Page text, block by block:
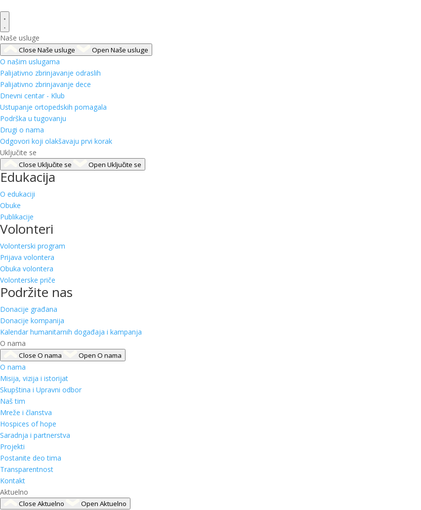
Naše usluge
Close Naše usluge Open Naše usluge
O našim uslugama
Palijativno zbrinjavanje odraslih
Palijativno zbrinjavanje dece
Dnevni centar - Klub
Ustupanje ortopedskih pomagala
Podrška u tugovanju
Drugi o nama
Odgovori koji olakšavaju prvi korak
Uključite se
Close Uključite se Open Uključite se
Edukacija
O edukaciji
Obuke
Publikacije
Volonteri
Volonterski program
Prijava volontera
Obuka volontera
Volonterske priče
Podržite nas
Donacije građana
Donacije kompanija
Kalendar humanitarnih događaja i kampanja
O nama
Close O nama Open O nama
O nama
Misija, vizija i istorijat
Skupština i Upravni odbor
Naš tim
Mreže i članstva
Hospices of hope
Saradnja i partnerstva
Projekti
Postanite deo tima
Transparentnost
Kontakt
Aktuelno
Close Aktuelno Open Aktuelno